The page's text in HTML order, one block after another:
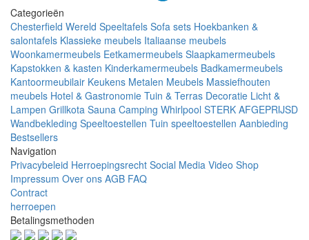
Categorieën
Chesterfield Wereld Speeltafels Sofa sets Hoekbanken &
salontafels Klassieke meubels Italiaanse meubels
Woonkamermeubels Eetkamermeubels Slaapkamermeubels
Kapstokken & kasten Kinderkamermeubels Badkamermeubels
Kantoormeubilair Keukens Metalen Meubels Massiefhouten
meubels Hotel & Gastronomie Tuin & Terras Decoratie Licht &
Lampen Grillkota Sauna Camping Whirlpool STERK AFGEPRIJSD
Wandbekleding Speeltoestellen Tuin speeltoestellen Aanbieding
Bestsellers
Navigation
Privacybeleid Herroepingsrecht Social Media Video Shop
Impressum Over ons AGB FAQ
Contract
herroepen
Betalingsmethoden